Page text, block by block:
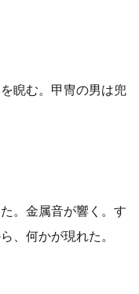
睨む。甲冑の男は兜
。金属音が響く。す
、何かが現れた。